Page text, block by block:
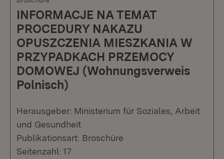
INFORMACJE NA TEMAT
PROCEDURY NAKAZU
OPUSZCZENIA MIESZKANIA W
PRZYPADKACH PRZEMOCY
DOMOWEJ (Wohnungsverweis
Polnisch)
Herausgeber: Ministerium für Soziales, Arbeit
und Gesundheit
Publikationsart: Broschüre
Seitenzahl: 17